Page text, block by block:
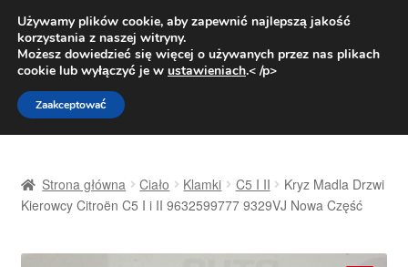
DOSTAWA od 31 zł
Pn.-pt. 9:00-16:00800 003 167
Przejdź
do
nawigacji
Przejdź
do
treści
Dostawa
Strona główna Ciało Klamki C5 I II
Kryz Madla Drzwi
Kierowcy Citroën C5 I i II 9632599777 9329VJ Nowa Część
Używamy plików cookie, aby zapewnić najlepszą jakość
korzystania z naszej witryny.
Możesz dowiedzieć się więcej o używanych przez nas plikach
cookie lub wyłączyć je w ustawieniach.< /p>
Zaakceptować